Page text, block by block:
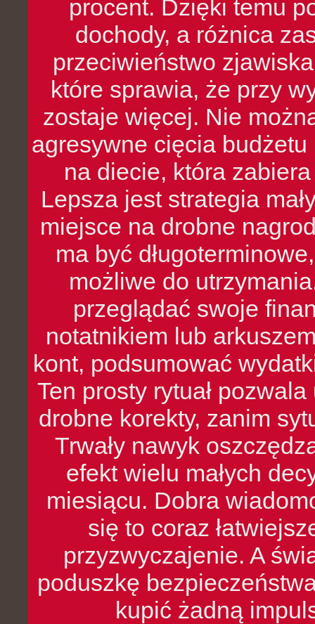
procent. Dzięki temu
dochody, a różnica
przeciwieństwo
które sprawia, że przy
zostaje więcej. Nie
agresywne cięcia
na diecie, która
Lepsza jest strategia
miejsce na drobne
ma być
możliwe do
przeglądać swoje
notatnikiem lub
kont, podsumować
Ten prosty rytuał
drobne korekty, zanim
Trwały nawyk
efekt wielu małych
miesiącu. Dobra
się to coraz
przyzwyczajenie. A
poduszkę
kupić żadną